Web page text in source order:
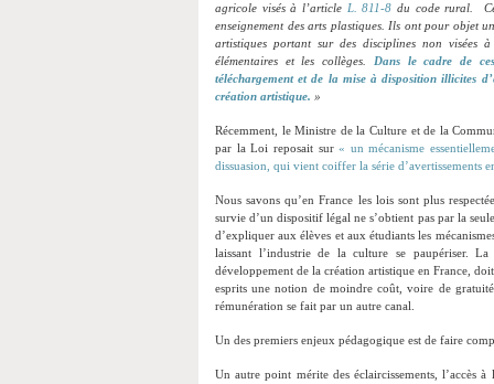
agricole visés à l’article L. 811-8 du code rural.
enseignement des arts plastiques. Ils ont pour objet
artistiques portant sur des disciplines non visées
élémentaires et les collèges. Dans le cadre de
téléchargement et de la mise à disposition illicites
création artistique. »
Récemment, le Ministre de la Culture et de la
par la Loi reposait sur« un mécanisme
dissuasion, qui vient coiffer la série d’avertissements
Nous savons qu’en France les lois sont plus
survie d’un dispositif légal ne s’obtient pas par la
d’expliquer aux élèves et aux étudiants les
laissant l’industrie de la culture se paupériser.
développement de la création artistique en France,
esprits une notion de moindre coût, voire de
rémunération se fait par un autre canal.
Un des premiers enjeux pédagogique est de faire
Un autre point mérite des éclaircissements, l’accès